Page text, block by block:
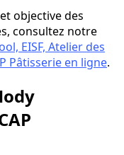
objective des
consultez notre
EISF, Atelier des
Pâtisserie en ligne.